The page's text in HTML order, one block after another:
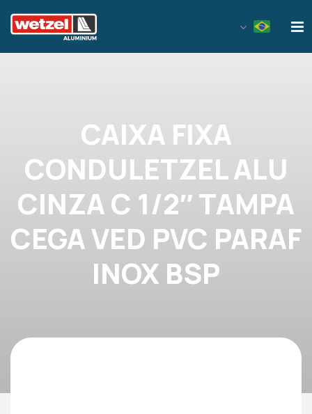
CAIXA FIXA
CONDULETZEL ALU
CINZA C 1/2″ TAMPA
CEGA VED PVC PARAF
INOX BSP